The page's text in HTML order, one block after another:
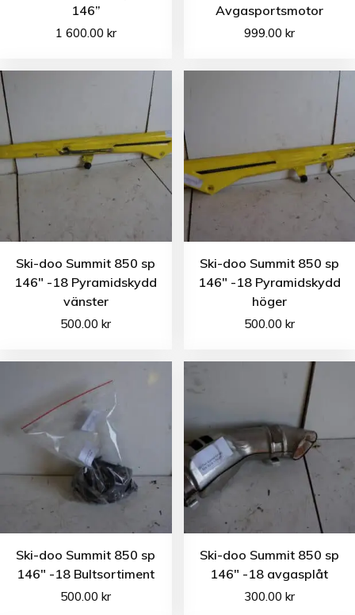
146”
1 600.00 kr
Avgasportsmotor
999.00 kr
Ski-doo Summit 850 sp
146″ -18 Pyramidskydd
vänster
500.00kr
Ski-doo Summit 850 sp
146″ -18 Pyramidskydd
höger
500.00 kr
Ski-doo Summit 850 sp
146″ -18 Bultsortiment
500.00kr
Ski-doo Summit 850 sp
146″ -18 avgasplåt
300.00 kr